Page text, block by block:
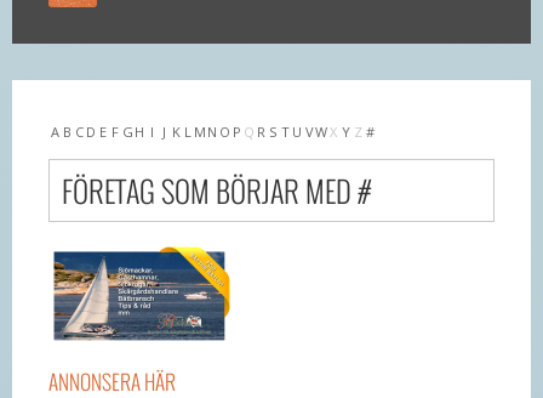
A B C D E F G H I J K L M N O P Q R S T U VWX Y Z #
FÖRETAG SOM BÖRJAR MED #
ANNONSERA HÄR